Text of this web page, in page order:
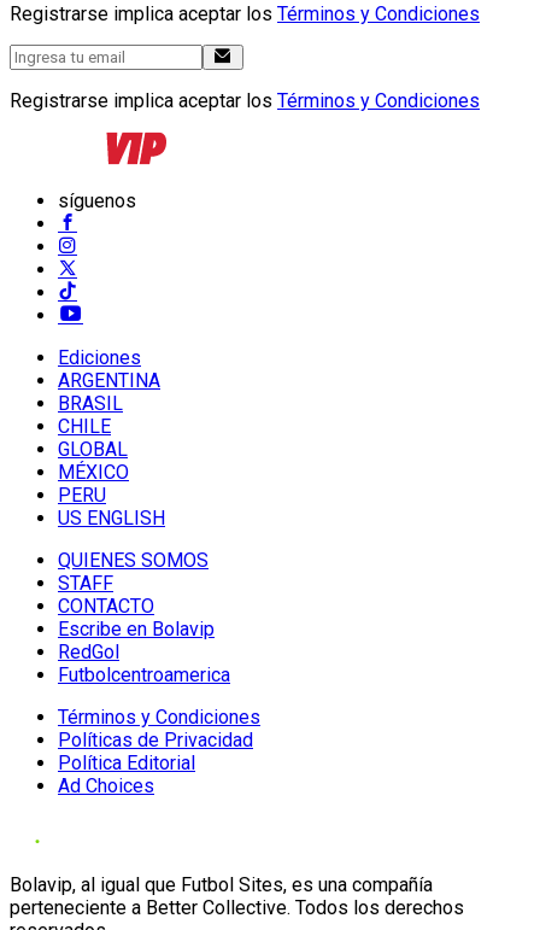
Registrarse implica aceptar los Términos y Condiciones
Registrarse implica aceptar los Términos y Condiciones
síguenos
Ediciones
ARGENTINA
BRASIL
CHILE
GLOBAL
MÉXICO
PERU
US ENGLISH
QUIENES SOMOS
STAFF
CONTACTO
Escribe en Bolavip
RedGol
Futbolcentroamerica
Términos y Condiciones
Políticas de Privacidad
Política Editorial
Ad Choices
Bolavip, al igual que Futbol Sites, es una compañía
perteneciente a Better Collective. Todos los derechos